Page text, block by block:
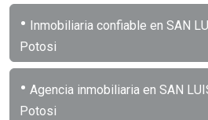
• Inmobiliaria confiable en SAN
Potosi
• Agencia inmobiliaria en SAN
Potosi